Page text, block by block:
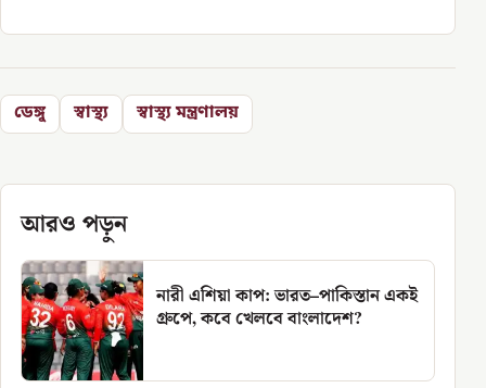
ডেঙ্গু স্বাস্থ্য স্বাস্থ্য মন্ত্রণালয়
আরও পড়ুন
নারী এশিয়া কাপ: ভারত–পাকিস্তান একই
গ্রুপে, কবে খেলবে বাংলাদেশ?